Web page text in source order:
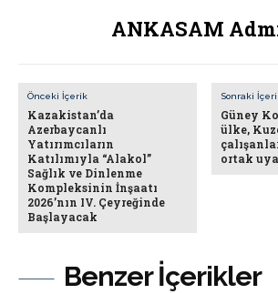
Benzer İçerikler
ANKASAM
Önceki İçerik
Kazakistan’da
Azerbaycanlı
Yatırımcıların
Katılımıyla “Alakol”
Sağlık ve Dinlenme
Kompleksinin İnşaatı
2026’nın IV. Çeyreğinde
Başlayacak
Sonraki
Güney
ülke,
ortak